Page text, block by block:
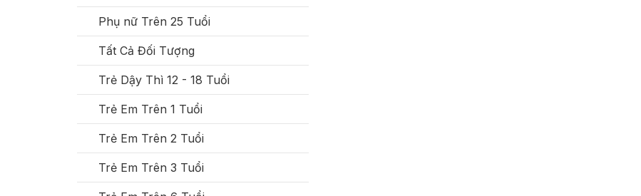
Phụ nữ Trên 25 Tuổi
Tất Cả Đối Tượng
Trẻ Dậy Thì 12 - 18 Tuổi
Trẻ Em Trên 1 Tuổi
Trẻ Em Trên 2 Tuổi
Trẻ Em Trên 3 Tuổi